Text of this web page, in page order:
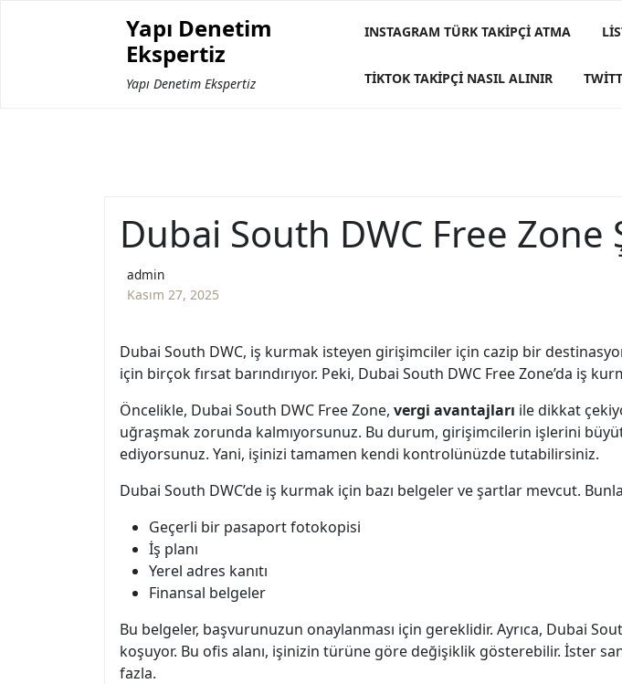
Yapı Denetim
Ekspertiz
Yapı Denetim Ekspertiz
INSTAGRAM TÜRK TAKIPÇI ATMA
TIKTOK TAKIPÇI NASIL ALINIR
Dubai South DWC Free Zone
admin
Kasım 27, 2025
Dubai South DWC, iş kurmak isteyen girişimciler için cazip bir
için birçok fırsat barındırıyor. Peki, Dubai South DWC Free Zone’da iş
Öncelikle, Dubai South DWC Free Zone, vergi avantajları ile dikkat
uğraşmak zorunda kalmıyorsunuz. Bu durum, girişimcilerin işlerini
ediyorsunuz. Yani, işinizi tamamen kendi kontrolünüzde tutabilirsiniz.
Dubai South DWC’de iş kurmak için bazı belgeler ve şartlar mevcut.
Geçerli bir pasaport fotokopisi
İş planı
Yerel adres kanıtı
Finansal belgeler
Bu belgeler, başvurunuzun onaylanması için gereklidir. Ayrıca, Dubai
koşuyor. Bu ofis alanı, işinizin türüne göre değişiklik gösterebilir. İster
fazla.